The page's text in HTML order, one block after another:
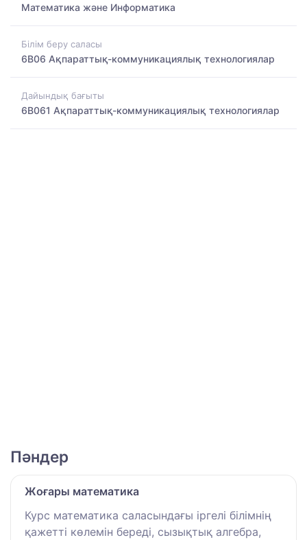
Математика және Информатика
Білім беру саласы
6B06 Ақпараттық-коммуникациялық технологиялар
Дайындық бағыты
6B061 Ақпараттық-коммуникациялық технологиялар
Пәндер
Жоғары математика
Курс математика саласындағы іргелі білімнің
қажетті көлемін береді, сызықтық алгебра,